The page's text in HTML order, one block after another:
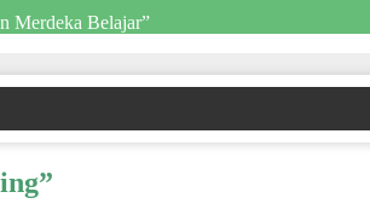
Merdeka Belajar”